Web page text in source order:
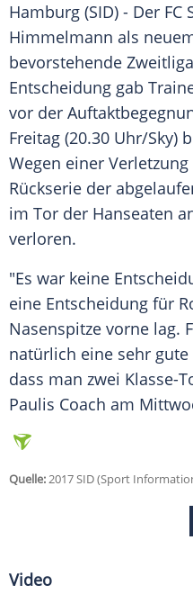
Hamburg (SID) - Der FC
Himmelmann als
bevorstehende
Entscheidung gab
vor der
Freitag (20.30 Uhr/Sky)
Wegen einer
Rückserie der
im Tor der Hanseaten
verloren.
"Es war keine
eine Entscheidung für
Nasenspitze vorne lag.
natürlich eine sehr
dass man zwei Klasse-
Paulis Coach am
Quelle:2017 SID (Sport
Video